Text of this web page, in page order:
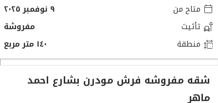
متاح من
٩ نوفمبر ٢٠٢٥
تأثيث
مفروشة
منطقة
١٤٠ متر مربع
شقه مفروشه فرش مودرن بشارع احمد
ماهر